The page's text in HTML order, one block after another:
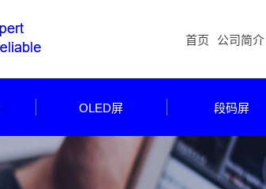
首页 公司简介
OLED屏 段码屏